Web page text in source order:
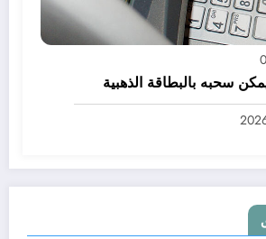
0
سحبه بالبطاقة الذهبية